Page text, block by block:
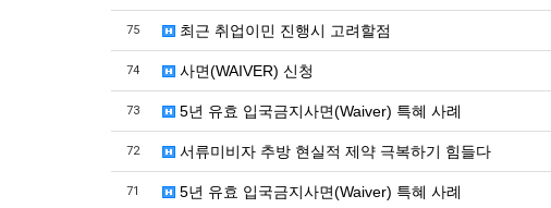
75 최근 취업이민 진행시 고려할점
74 사면(WAIVER) 신청
73 5년 유효 입국금지사면(Waiver) 특혜 사례
72 서류미비자 추방 현실적 제약 극복하기 힘들다
71 5년 유효 입국금지사면(Waiver) 특혜 사례